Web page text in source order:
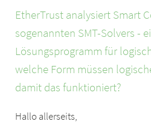
EtherTrust analysiert Smart
sogenannten SMT-Solvers -
Lösungsprogramm für
welche Form müssen
damit das funktioniert?
Hallo allerseits,